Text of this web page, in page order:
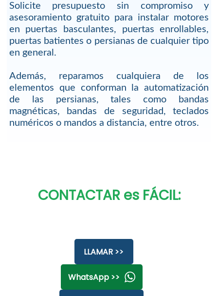
Solicite presupuesto sin compromiso y
asesoramiento gratuito para instalar motores
en puertas basculantes, puertas enrollables,
puertas batientes o persianas de cualquier tipo
en general.
Además, reparamos cualquiera de los
elementos que conforman la automatización
de las persianas, tales como bandas
magnéticas, bandas de seguridad, teclados
numéricos o mandos a distancia, entre otros.
CONTACTAR es FÁCIL:
LLAMAR >>
WhatsApp >>